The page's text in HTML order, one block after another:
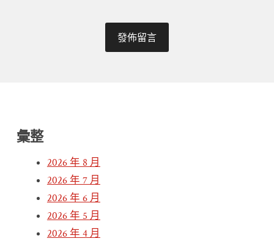
彙整
2026 年 8 月
2026 年 7 月
2026 年 6 月
2026 年 5 月
2026 年 4 月